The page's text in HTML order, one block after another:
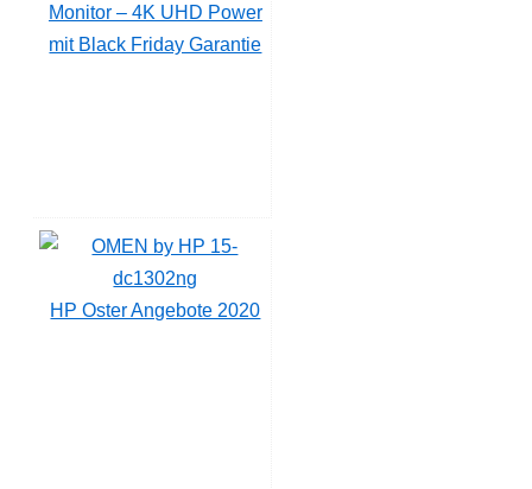
Monitor – 4K UHD Power
mit Black Friday Garantie
HP Oster Angebote 2020